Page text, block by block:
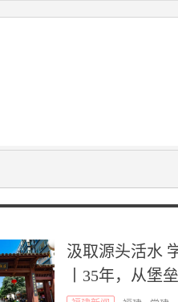
汲取源头活水
丨35年，从堡